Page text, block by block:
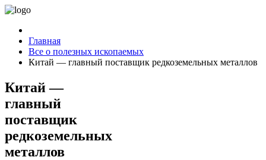
Главная
Все о полезных ископаемых
Китай — главный поставщик редкоземельных металлов
Китай —
главный
поставщик
редкоземельных
металлов